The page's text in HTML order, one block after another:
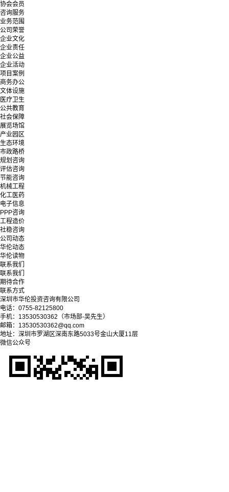
协会会员
咨询服务
业务范围
公司荣誉
企业文化
企业责任
企业公益
企业活动
项目案例
商务办公
文体设施
医疗卫生
公共教育
社会保障
展览场馆
产业园区
生态环境
市政路桥
规划咨询
评估咨询
节能咨询
机械工程
化工医药
电子信息
PPP咨询
工程造价
社稳咨询
公司动态
华伦动态
华伦读物
联系我们
联系我们
期待合作
联系方式
深圳市华伦投资咨询有限公司
电话：0755-82125800
手机：13530530362（市场部-吴先生）
邮箱：13530530362@qq.com
地址：深圳市罗湖区深南东路5033号金山大厦11层
微信公众号